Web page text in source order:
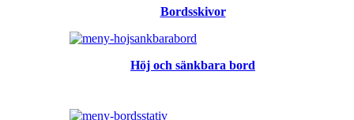
Bordsskivor
Höj och sänkbara bord